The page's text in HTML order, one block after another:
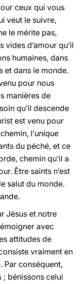
ceux qui vous
veut le suivre,
le mérite pas,
d’amour qu’il
humaines, dans
et dans le monde.
pour nous
manières de
qu’il descende
est venu pour
l’unique
du péché, et ce
chemin qu’il a
Être saints n’est
salut du monde.
Jésus et notre
avec
attitudes de
vraiment en
Par conséquent,
; bénissons celui